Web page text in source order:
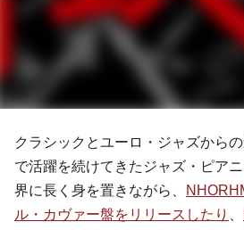
クラシックとユーロ・ジャズから
で活躍を続けてきたジャズ・ピア
界に長く身を置きながら、
ル・カヴァー盤をリリースしたり